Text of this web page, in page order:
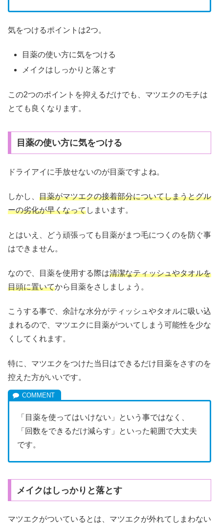
気をつけるポイントは2つ。
目薬の使い方に気をつける
メイクはしっかりと落とす
この2つのポイントを抑えるだけでも、マツエクのモチは
とても良くなります。
目薬の使い方に気をつける
ドライアイに手放せないのが目薬ですよね。
しかし、 目薬がマツエクの接着部分についてしまうとグル
ーの劣化が早くなってしまいます。
とはいえ、どう頑張っても目薬がまつ毛につくのを防ぐ事
はできません。
なので、目薬を使用する際は清潔なティッシュやタオルを
目頭に置いてから目薬をさしましょう。
こうする事で、余計な水分がティッシュやタオルに吸い込
まれるので、マツエクに目薬がついてしまう可能性を少な
くしてくれます。
特に、マツエクをつけた当日はできるだけ目薬をさすのを
控えた方がいいです。
「目薬を使ってはいけない」という事ではなく、
「回数をできるだけ減らす」といった範囲で大丈夫
です。
メイクはしっかりと落とす
マツエクがついているとは、マツエクが外れてしまわない